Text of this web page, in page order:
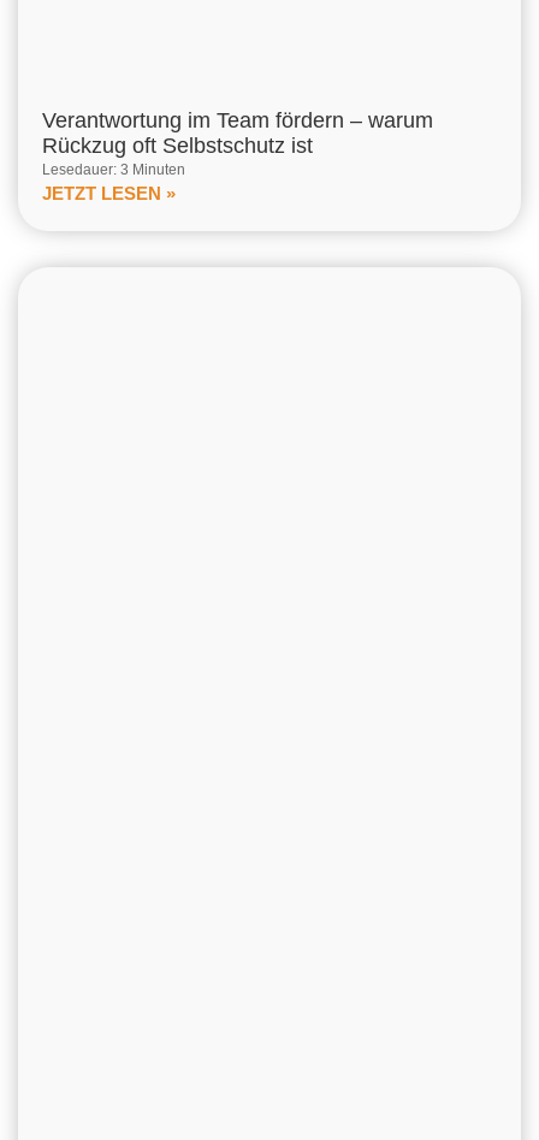
Verantwortung im Team fördern – warum
Rückzug oft Selbstschutz ist
Lesedauer: 3 Minuten
JETZT LESEN »